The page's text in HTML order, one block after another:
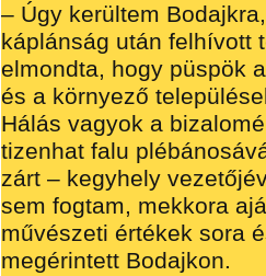
– Úgy kerültem
káplánság után felhívott
elmondta, hogy püspök
és a környező
Hálás vagyok a
tizenhat falu
zárt – kegyhely
sem fogtam, mekkora
művészeti értékek sora
megérintett Bodajkon.